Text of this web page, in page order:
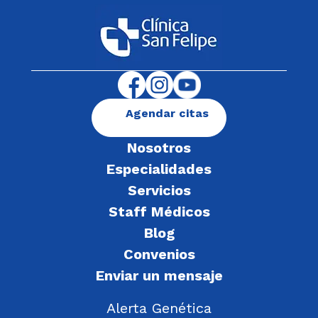
Nosotros
Especialidades
Servicios
Staff Médicos
Blog
Convenios
Enviar un mensaje
Alerta Genética
Agendar citas